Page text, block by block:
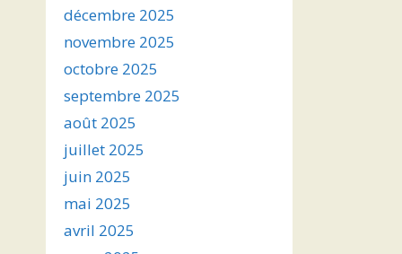
décembre 2025
novembre 2025
octobre 2025
septembre 2025
août 2025
juillet 2025
juin 2025
mai 2025
avril 2025